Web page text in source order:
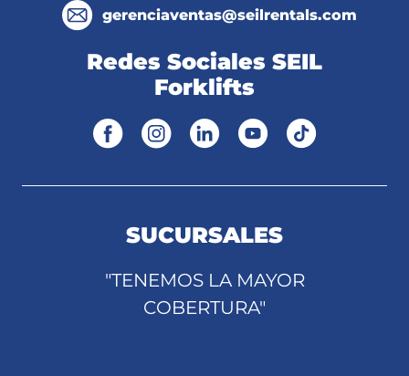
gerenciaventas@seilrentals.com
Redes Sociales SEIL
Forklifts
SUCURSALES
"TENEMOS LA MAYOR
COBERTURA"